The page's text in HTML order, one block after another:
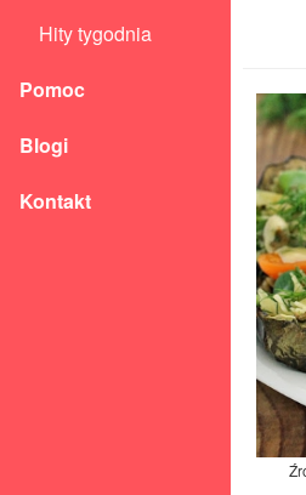
Hity tygodnia
Pomoc
Blogi
Kontakt